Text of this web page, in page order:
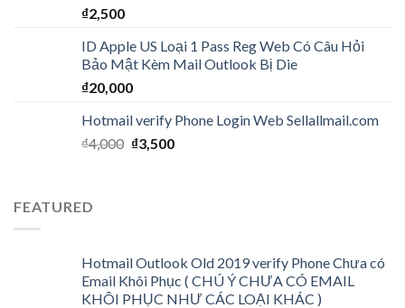
₫2,500
ID Apple US Loại 1 Pass Reg Web Có Câu Hỏi
Bảo Mật Kèm Mail Outlook Bị Die
₫20,000
Hotmail verify Phone Login Web Sellallmail.com
₫4,000 ₫3,500
FEATURED
Hotmail Outlook Old 2019 verify Phone Chưa có
Email Khôi Phục ( CHÚ Ý CHƯA CÓ EMAIL
KHÔI PHỤC NHƯ CÁC LOẠI KHÁC )